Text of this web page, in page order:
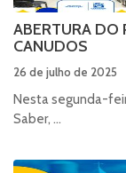
ABERTURA DO
CANUDOS
26 de julho de 2025
Nesta segunda-
Saber, ...